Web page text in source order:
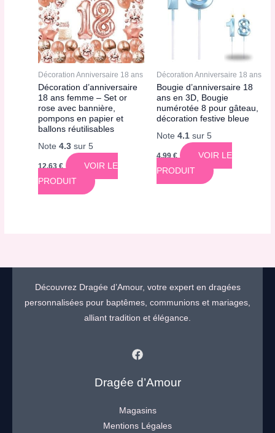
Décoration Anniversaire 18 ans
Décoration d’anniversaire
18 ans femme – Set or
rose avec bannière,
pompons en papier et
ballons réutilisables
Note4.3 sur 5
12,63€
VOIR LE
PRODUIT
Décoration Anniversaire 18 ans
Bougie d’anniversaire 18
ans en 3D, Bougie
numérotée 8 pour gâteau,
décoration festive bleue
Note 4.1sur 5
4,99€
VOIR LE
PRODUIT
Découvrez Dragée d’Amour, votre expert en dragées
personnalisées pour baptêmes, communions et mariages,
alliant tradition et élégance.
Dragée d’Amour
Magasins
Mentions Légales